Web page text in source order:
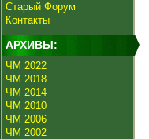
Старый Форум
Контакты
АРХИВЫ:
ЧМ 2022
ЧМ 2018
ЧМ 2014
ЧМ 2010
ЧМ 2006
ЧМ 2002